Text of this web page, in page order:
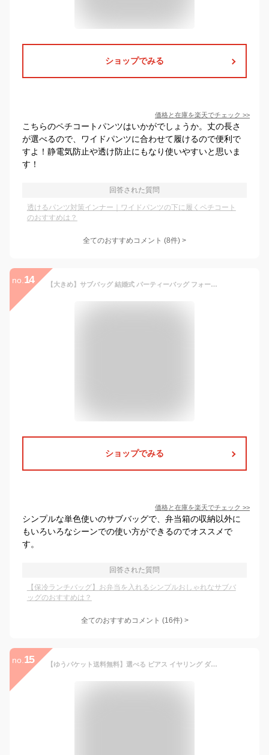
ショップでみる
価格と在庫を楽天でチェック >>
こちらのペチコートパンツはいかがでしょうか。丈の長さ
が選べるので、ワイドパンツに合わせて履けるので便利で
すよ！静電気防止や透け防止にもなり使いやすいと思いま
す！
回答された質問
透けるパンツ対策インナー｜ワイドパンツの下に履くペチコート
のおすすめは？
全てのおすすめコメント (8件) >
no. 14 【大きめ】サブバッグ 結婚式 パーティーバッグ フォーマルバッグ レディース ブラックフォーマル 鞄 カバン 大きいサイズ 入学式 卒業式 バッグ お受験 通勤 親族 エコバッグ 冠婚葬祭 大きめ フリル フォーマル バック トートバッグ プレゼント 葬式 葬儀 黒 弔事 ママ A4
ショップでみる
価格と在庫を楽天でチェック >>
シンプルな単色使いのサブバッグで、弁当箱の収納以外に
もいろいろなシーンでの使い方ができるのでオススメで
す。
回答された質問
【保冷ランチバッグ】お弁当を入れるシンプルおしゃれなサブバ
ッグのおすすめは？
全てのおすすめコメント (16件) >
no. 15 【ゆうパケット送料無料】選べる ピアス イヤリング ダブルドロップ 涙 ティアドロップ 2連 18kコーティング チタンポスト 大ぶりピアス レディース 揺れる ネジ式 痛くない 大人 上品 エレガント 華奢